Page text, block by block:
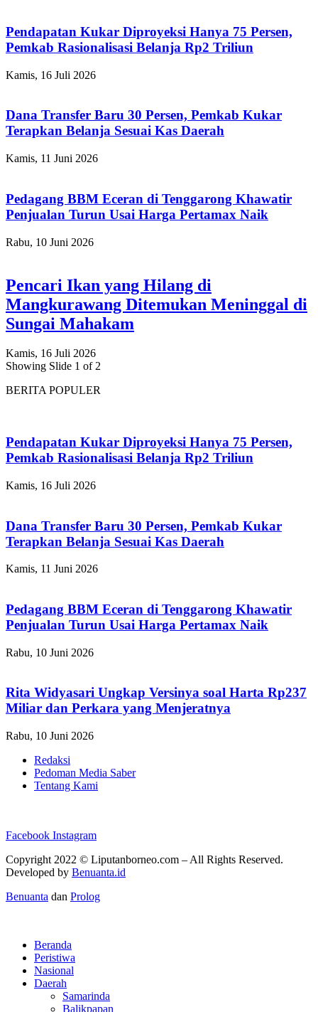
Pendapatan Kukar Diproyeksi Hanya 75 Persen,
Pemkab Rasionalisasi Belanja Rp2 Triliun
Kamis, 16 Juli 2026
Dana Transfer Baru 30 Persen, Pemkab Kukar
Terapkan Belanja Sesuai Kas Daerah
Kamis, 11 Juni 2026
Pedagang BBM Eceran di Tenggarong Khawatir
Penjualan Turun Usai Harga Pertamax Naik
Rabu, 10 Juni 2026
Pencari Ikan yang Hilang di
Mangkurawang Ditemukan Meninggal di
Sungai Mahakam
Kamis, 16 Juli 2026
Showing Slide 1 of 2
BERITA POPULER
Pendapatan Kukar Diproyeksi Hanya 75 Persen,
Pemkab Rasionalisasi Belanja Rp2 Triliun
Kamis, 16 Juli 2026
Dana Transfer Baru 30 Persen, Pemkab Kukar
Terapkan Belanja Sesuai Kas Daerah
Kamis, 11 Juni 2026
Pedagang BBM Eceran di Tenggarong Khawatir
Penjualan Turun Usai Harga Pertamax Naik
Rabu, 10 Juni 2026
Rita Widyasari Ungkap Versinya soal Harta Rp237
Miliar dan Perkara yang Menjeratnya
Rabu, 10 Juni 2026
Redaksi
Pedoman Media Saber
Tentang Kami
Facebook Instagram
Copyright 2022 © Liputanborneo.com – All Rights Reserved.
Developed by Benuanta.id
Benuanta dan Prolog
Beranda
Peristiwa
Nasional
Daerah
Samarinda
Balikpapan